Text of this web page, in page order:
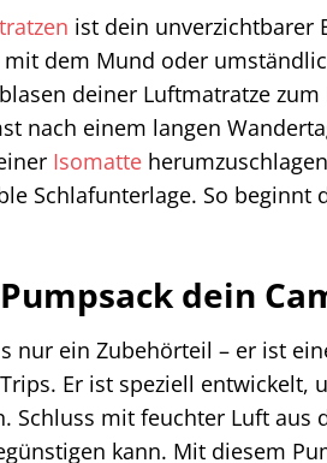
ist dein unverzichtbarer
dem Mund oder
deiner Luftmatratze
nach einem langen
Isomatte
Schlafunterlage. So
Pumpsack dein
nur ein Zubehörteil – er ist
Er ist speziell entwickelt,
Schluss mit feuchter Luft
kann. Mit diesem